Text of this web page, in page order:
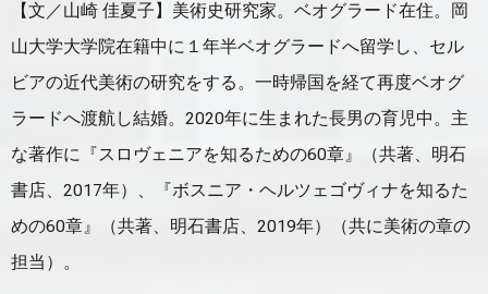
【文／山崎 佳夏子】美術史研究家。ベオグラード在住。岡
山大学大学院在籍中に１年半ベオグラードへ留学し、セル
ビアの近代美術の研究をする。一時帰国を経て再度ベオグ
ラードへ渡航し結婚。2020年に生まれた長男の育児中。主
な著作に『スロヴェニアを知るための60章』（共著、明石
書店、2017年）、『ボスニア・ヘルツェゴヴィナを知るた
めの60章』（共著、明石書店、2019年）（共に美術の章の
担当）。